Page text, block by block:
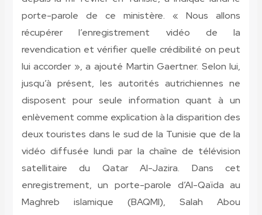
porte-parole de ce ministère. « Nous allons
récupérer l’enregistrement vidéo de la
revendication et vérifier quelle crédibilité on peut
lui accorder », a ajouté Martin Gaertner. Selon lui,
jusqu’à présent, les autorités autrichiennes ne
disposent pour seule information quant à un
enlèvement comme explication à la disparition des
deux touristes dans le sud de la Tunisie que de la
vidéo diffusée lundi par la chaîne de télévision
satellitaire du Qatar Al-Jazira. Dans cet
enregistrement, un porte-parole d’Al-Qaïda au
Maghreb islamique (BAQMI), Salah Abou